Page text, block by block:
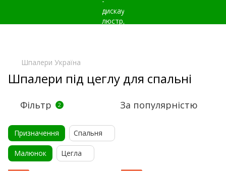
Шпалери Україна
Шпалери під цеглу для спальні
Фільтр 2 За популярністю
Призначення Спальня
Малюнок Цегла